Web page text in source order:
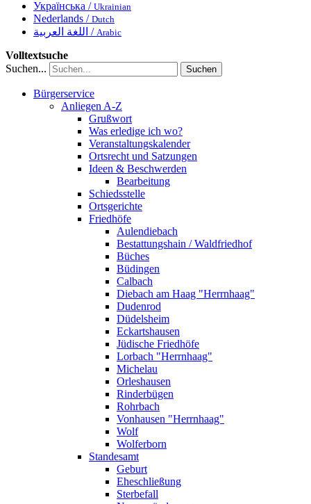
Українська / Ukrainian
Nederlands / Dutch
اللغة العربية / Arabic
Volltextsuche
Suchen...
Suchen
Bürgerservice
Anliegen A-Z
Grußwort
Was erledige ich wo?
Veranstaltungskalender
Ortsrecht und Satzungen
Ideen & Beschwerden
Bearbeitung
Schiedsstelle
Ortsgerichte
Friedhöfe
Aulendiebach
Bestattungshain / Waldfriedhof
Büches
Büdingen
Calbach
Diebach am Haag "Herrnhaag"
Dudenrod
Düdelsheim
Eckartshausen
Jüdische Friedhöfe
Lorbach "Herrnhaag"
Michelau
Orleshausen
Rinderbügen
Rohrbach
Vonhausen "Herrnhaag"
Wolf
Wolferborn
Standesamt
Geburt
Eheschließung
Sterbefall